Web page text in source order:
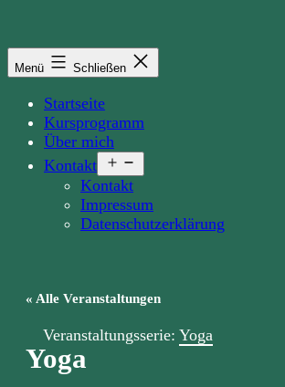
springen
Menü Schließen
Startseite
Kursprogramm
Über mich
Kontakt
öffnen
Kontakt
Impressum
Datenschutzerklärung
« Alle Veranstaltungen
Veranstaltungsserie: Yoga
Yoga